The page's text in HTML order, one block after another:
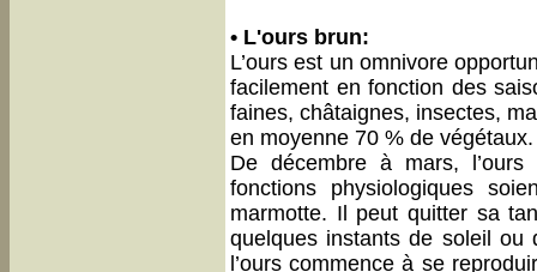
• L'ours brun:
L’ours est un omnivore
facilement en fonction des
faines, châtaignes, insectes,
en moyenne 70 % de végétaux.
De décembre à mars,
fonctions physiologiques
marmotte. Il peut quitter sa
quelques instants de soleil ou
l’ours commence à se